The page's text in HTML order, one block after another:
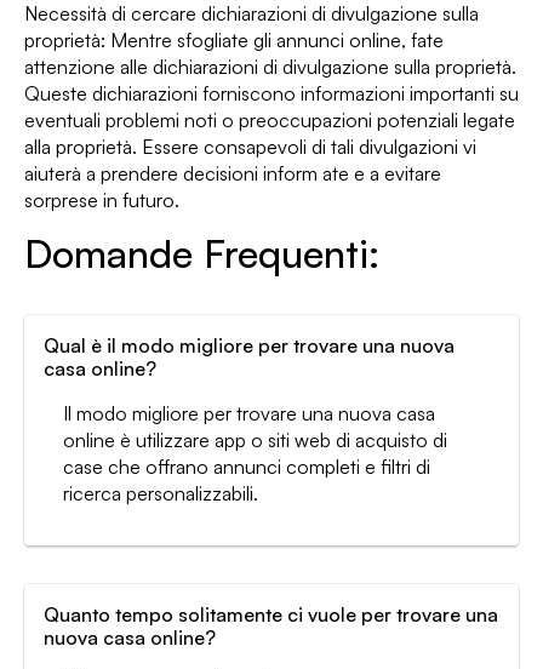
Necessità di cercare dichiarazioni di divulgazione sulla
proprietà: Mentre sfogliate gli annunci online, fate
attenzione alle dichiarazioni di divulgazione sulla proprietà.
Queste dichiarazioni forniscono informazioni importanti su
eventuali problemi noti o preoccupazioni potenziali legate
alla proprietà. Essere consapevoli di tali divulgazioni vi
aiuterà a prendere decisioni inform ate e a evitare
sorprese in futuro.
Domande Frequenti:
Qual è il modo migliore per trovare una nuova
casa online?
Il modo migliore per trovare una nuova casa
online è utilizzare app o siti web di acquisto di
case che offrano annunci completi e filtri di
ricerca personalizzabili.
Quanto tempo solitamente ci vuole per trovare una
nuova casa online?